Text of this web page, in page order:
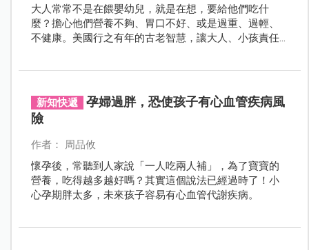
大人常常不是在餵嬰幼兒，就是在想，要給他們吃什
麼？擔心他們營養不夠、胃口不好、或是過重、過輕、
不健康。美國行之有年的古老智慧，讓大人、小孩責任
新知快遞
孕婦過胖，恐使孩子有心血管疾病風
險
作者： 周品攸
懷孕後，常聽到人家說「一人吃兩人補」，為了寶寶的
營養，吃得越多越好嗎？其實這個說法已經過時了！小
心孕期胖太多，未來孩子容易有心血管代謝疾病。